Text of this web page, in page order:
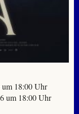
um 18:00 Uhr
um 18:00 Uhr